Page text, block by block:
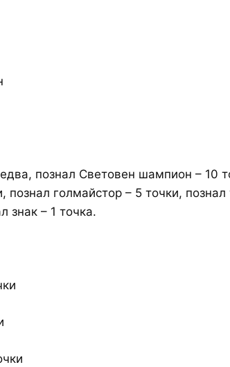
познал Световен шампион – 10
познал голмайстор – 5 точки, познал
знак – 1 точка.